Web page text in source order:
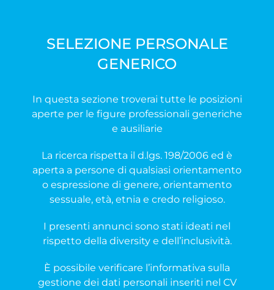
SELEZIONE PERSONALE
GENERICO
In questa sezione troverai tutte le posizioni
aperte per le figure professionali generiche
e ausiliarie
La ricerca rispetta il d.lgs. 198/2006 ed è
aperta a persone di qualsiasi orientamento
o espressione di genere, orientamento
sessuale, età, etnia e credo religioso.
I presenti annunci sono stati ideati nel
rispetto della diversity e dell’inclusività.
È possibile verificare l’informativa sulla
gestione dei dati personali inseriti nel CV